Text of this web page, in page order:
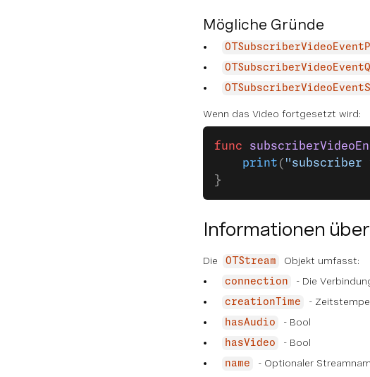
Mögliche Gründe
Wenn das Video fortgesetzt wird:
func
    print
( "subscriber
}
Informationen
Die OTStream Objekt umfasst:
connection - Die
creationTime -
hasAudio - Bool
hasVideo - Bool
name - Optionaler